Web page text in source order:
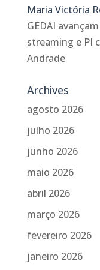
Maria Victória
GEDAI
streaming e PI
Andrade
Archives
agosto 2026
julho 2026
junho 2026
maio 2026
abril 2026
março 2026
fevereiro 2026
janeiro 2026